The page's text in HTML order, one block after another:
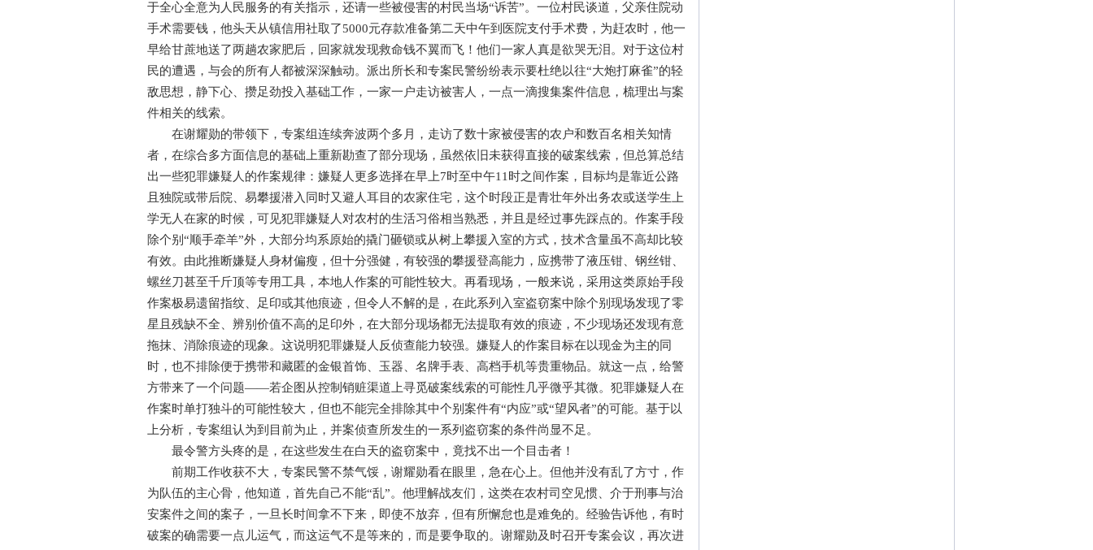
于全心全意为人民服务的有关指示，还请一些被侵害的村民当场“诉苦”。一位村民谈道，父亲住院动
手术需要钱，他头天从镇信用社取了5000元存款准备第二天中午到医院支付手术费，为赶农时，他一
早给甘蔗地送了两趟农家肥后，回家就发现救命钱不翼而飞！他们一家人真是欲哭无泪。对于这位村
民的遭遇，与会的所有人都被深深触动。派出所长和专案民警纷纷表示要杜绝以往“大炮打麻雀”的轻
敌思想，静下心、攒足劲投入基础工作，一家一户走访被害人，一点一滴搜集案件信息，梳理出与案
件相关的线索。
在谢耀勋的带领下，专案组连续奔波两个多月，走访了数十家被侵害的农户和数百名相关知情
者，在综合多方面信息的基础上重新勘查了部分现场，虽然依旧未获得直接的破案线索，但总算总结
出一些犯罪嫌疑人的作案规律：嫌疑人更多选择在早上7时至中午11时之间作案，目标均是靠近公路
且独院或带后院、易攀援潜入同时又避人耳目的农家住宅，这个时段正是青壮年外出务农或送学生上
学无人在家的时候，可见犯罪嫌疑人对农村的生活习俗相当熟悉，并且是经过事先踩点的。作案手段
除个别“顺手牵羊”外，大部分均系原始的撬门砸锁或从树上攀援入室的方式，技术含量虽不高却比较
有效。由此推断嫌疑人身材偏瘦，但十分强健，有较强的攀援登高能力，应携带了液压钳、钢丝钳、
螺丝刀甚至千斤顶等专用工具，本地人作案的可能性较大。再看现场，一般来说，采用这类原始手段
作案极易遗留指纹、足印或其他痕迹，但令人不解的是，在此系列入室盗窃案中除个别现场发现了零
星且残缺不全、辨别价值不高的足印外，在大部分现场都无法提取有效的痕迹，不少现场还发现有意
拖抹、消除痕迹的现象。这说明犯罪嫌疑人反侦查能力较强。嫌疑人的作案目标在以现金为主的同
时，也不排除便于携带和藏匿的金银首饰、玉器、名牌手表、高档手机等贵重物品。就这一点，给警
方带来了一个问题——若企图从控制销赃渠道上寻觅破案线索的可能性几乎微乎其微。犯罪嫌疑人在
作案时单打独斗的可能性较大，但也不能完全排除其中个别案件有“内应”或“望风者”的可能。基于以
上分析，专案组认为到目前为止，并案侦查所发生的一系列盗窃案的条件尚显不足。
最令警方头疼的是，在这些发生在白天的盗窃案中，竟找不出一个目击者！
前期工作收获不大，专案民警不禁气馁，谢耀勋看在眼里，急在心上。但他并没有乱了方寸，作
为队伍的主心骨，他知道，首先自己不能“乱”。他理解战友们，这类在农村司空见惯、介于刑事与治
安案件之间的案子，一旦长时间拿不下来，即使不放弃，但有所懈怠也是难免的。经验告诉他，有时
破案的确需要一点儿运气，而这运气不是等来的，而是要争取的。谢耀勋及时召开专案会议，再次进